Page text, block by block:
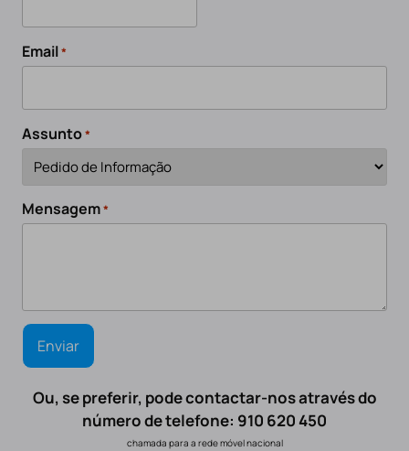
Email*
Assunto*
Mensagem*
Ou, se preferir, pode contactar-nos através do
número de telefone: 910 620 450
chamada para a rede móvel nacional